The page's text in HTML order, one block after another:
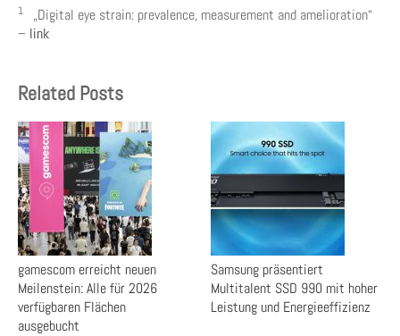
1
„Digital eye strain: prevalence, measurement and amelioration“
– link
Related Posts
gamescom erreicht neuen
Meilenstein: Alle für 2026
verfügbaren Flächen
ausgebucht
Samsung präsentiert
Multitalent SSD 990 mit hoher
Leistung und Energieeffizienz